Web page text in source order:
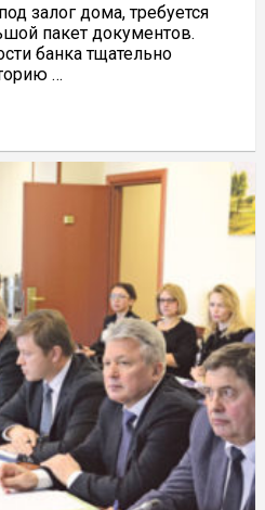
залог дома, требуется
пакет документов.
банка тщательно
…